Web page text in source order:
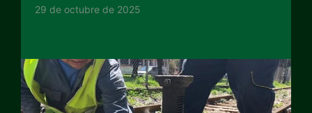
29 de octubre de 2025